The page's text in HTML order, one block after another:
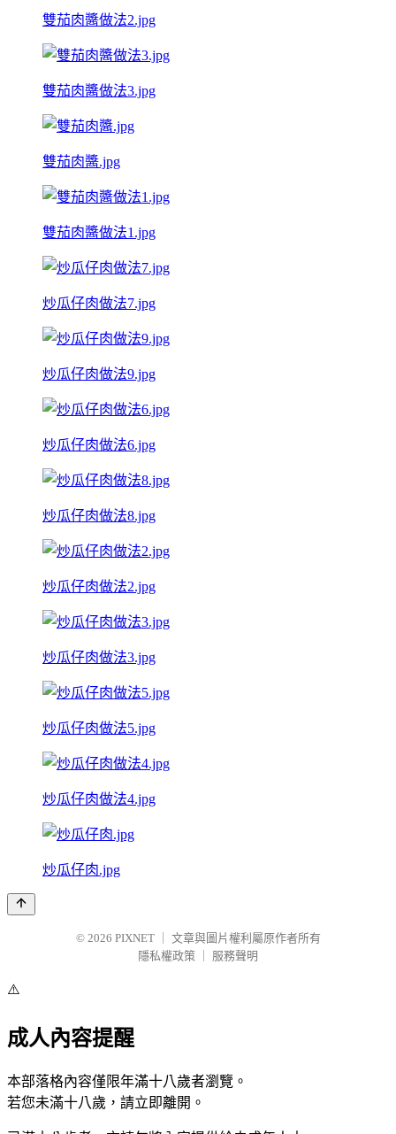
雙茄肉醬做法2.jpg
雙茄肉醬做法3.jpg
雙茄肉醬.jpg
雙茄肉醬做法1.jpg
炒瓜仔肉做法7.jpg
炒瓜仔肉做法9.jpg
炒瓜仔肉做法6.jpg
炒瓜仔肉做法8.jpg
炒瓜仔肉做法2.jpg
炒瓜仔肉做法3.jpg
炒瓜仔肉做法5.jpg
炒瓜仔肉做法4.jpg
炒瓜仔肉.jpg
© 2026 PIXNET
文章與圖片權利屬原作者所有
隱私權政策
服務聲明
⚠️
成人內容提醒
本部落格內容僅限年滿十八歲者瀏覽。
若您未滿十八歲，請立即離開。